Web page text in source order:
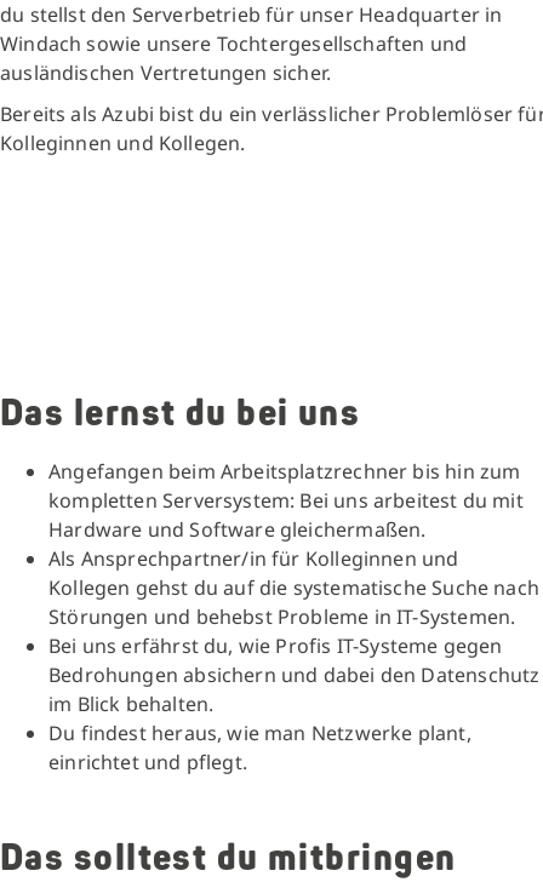
du stellst den Serverbetrieb für unser Headquarter in
Windach sowie unsere Tochtergesellschaften und
ausländischen Vertretungen sicher.
Bereits als Azubi bist du ein verlässlicher Problemlöser
Kolleginnen und Kollegen.
Das lernst du bei uns
Angefangen beim Arbeitsplatzrechner bis hin zum
kompletten Serversystem: Bei uns arbeitest du mit
Hardware und Software gleichermaßen.
Als Ansprechpartner/in für Kolleginnen und
Kollegen gehst du auf die systematische Suche nach
Störungen und behebst Probleme in IT-Systemen.
Bei uns erfährst du, wie Profis IT-Systeme gegen
Bedrohungen absichern und dabei den Datenschutz
im Blick behalten.
Du findest heraus, wie man Netzwerke plant,
einrichtet und pflegt.
Das solltest du mitbringen